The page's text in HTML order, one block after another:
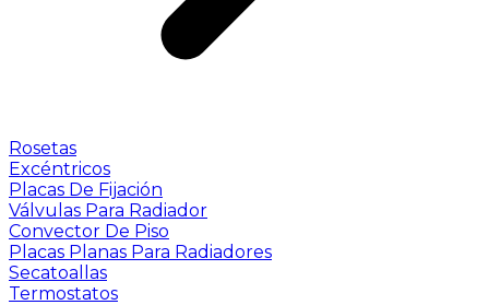
Rosetas
Excéntricos
Placas De Fijación
Válvulas Para Radiador
Convector De Piso
Placas Planas Para Radiadores
Secatoallas
Termostatos